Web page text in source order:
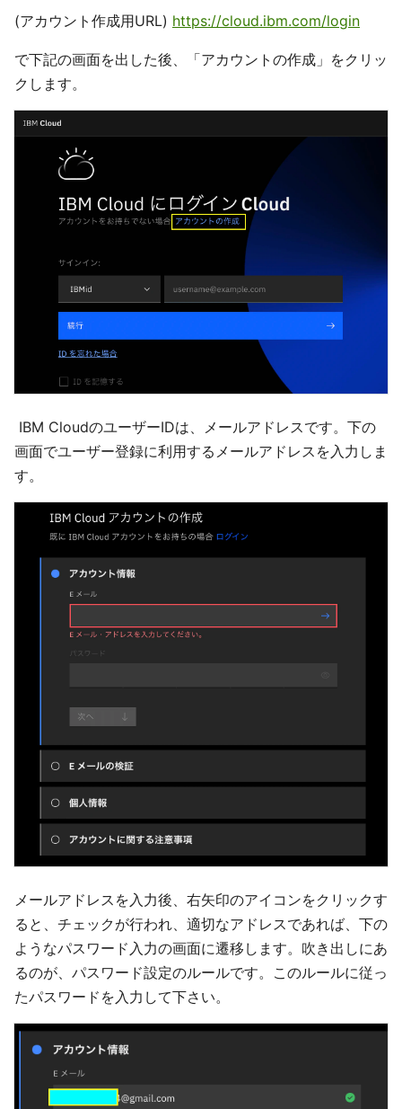
(アカウント作成用URL) https://cloud.ibm.com/login
で下記の画面を出した後、「アカウントの作成」をクリッ
クします。
IBM CloudのユーザーIDは、メールアドレスです。下の
画面でユーザー登録に利用するメールアドレスを入力しま
す。
メールアドレスを入力後、右矢印のアイコンをクリックす
ると、チェックが行われ、適切なアドレスであれば、下の
ようなパスワード入力の画面に遷移します。吹き出しにあ
るのが、パスワード設定のルールです。このルールに従っ
たパスワードを入力して下さい。